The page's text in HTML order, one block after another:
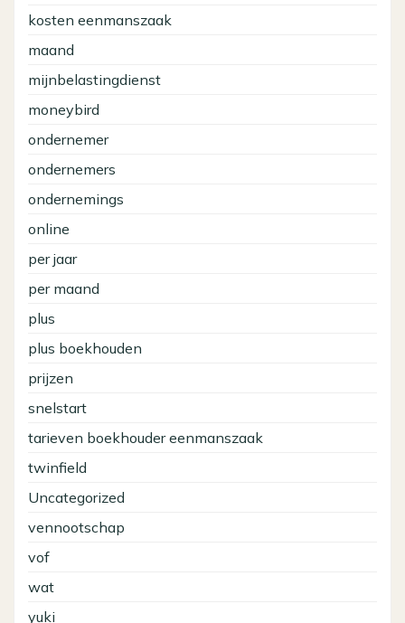
kosten eenmanszaak
maand
mijnbelastingdienst
moneybird
ondernemer
ondernemers
ondernemings
online
per jaar
per maand
plus
plus boekhouden
prijzen
snelstart
tarieven boekhouder eenmanszaak
twinfield
Uncategorized
vennootschap
vof
wat
yuki